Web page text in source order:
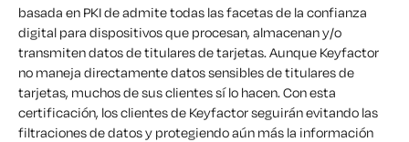
basada en PKI de admite todas las facetas de la confianza
digital para dispositivos que procesan, almacenan y/o
transmiten datos de titulares de tarjetas. Aunque Keyfactor
no maneja directamente datos sensibles de titulares de
tarjetas, muchos de sus clientes sí lo hacen. Con esta
certificación, los clientes de Keyfactor seguirán evitando las
filtraciones de datos y protegiendo aún más la información